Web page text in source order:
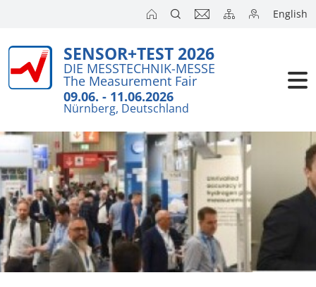
English
SENSOR+TEST 2026
DIE MESSTECHNIK-MESSE
The Measurement Fair
09.06. - 11.06.2026
Nürnberg, Deutschland
Besucher